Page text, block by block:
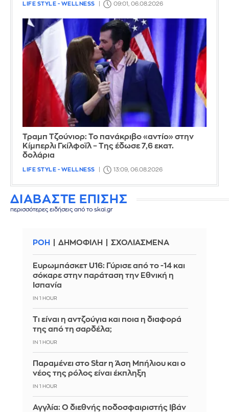
LIFE STYLE - WELLNESS 09:01, 06.08.2026
Τραμπ Τζούνιορ: Το πανάκριβο «αντίο» στην
Κίμπερλι Γκίλφοϊλ – Της έδωσε 7,6 εκατ.
δολάρια
LIFE STYLE - WELLNESS 13:09, 06.08.2026
ΔΙΑΒΑΣΤΕ ΕΠΙΣΗΣ
περισσότερες ειδήσεις από το skai.gr
ΡΟΗ ΔΗΜΟΦΙΛΗ ΣΧΟΛΙΑΣΜΕΝΑ
Ευρωμπάσκετ U16: Γύρισε από το -14 και
σόκαρε στην παράταση την Εθνική η
Ισπανία
IN 1 HOUR
Τι είναι η αντζούγια και ποια η διαφορά
της από τη σαρδέλα;
IN 1 HOUR
Παραμένει στο Star η Άση Μπήλιου και ο
νέος της ρόλος είναι έκπληξη
IN 1 HOUR
Αγγλία: Ο διεθνής ποδοσφαιριστής Ιβάν